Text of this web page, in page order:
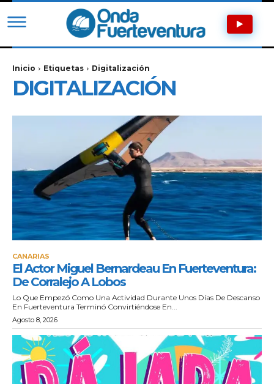
Inicio Etiquetas Digitalización
DIGITALIZACIÓN
CANARIAS
El Actor Miguel Bernardeau En Fuerteventura:
De Corralejo A Lobos
Lo Que Empezó Como Una Actividad Durante Unos Días De Descanso
En Fuerteventura Terminó Convirtiéndose En...
Agosto 8, 2026